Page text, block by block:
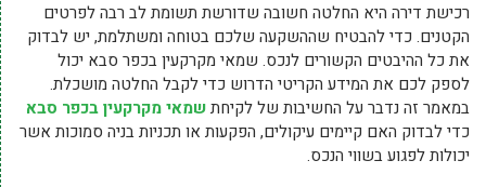
רכישת דירה היא החלטה חשובה שדורשת תשומת לב רבה לפרטים
הקטנים. כדי להבטיח שההשקעה שלכם בטוחה ומשתלמת, יש לבדוק
את כל ההיבטים הקשורים לנכס. שמאי מקרקעין בכפר סבא יכול
לספק לכם את המידע הקריטי הדרוש כדי לקבל החלטה מושכלת.
במאמר זה נדבר על החשיבות של לקיחתשמאי מקרקעין בכפר סבא
כדי לבדוק האם קיימים עיקולים, הפקעות או תכניות בניה סמוכות אשר
יכולות לפגוע בשווי הנכס.